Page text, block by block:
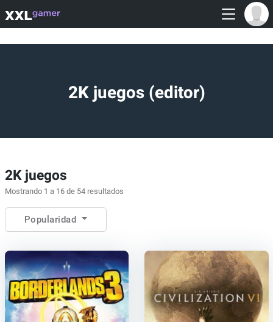
2K juegos (editor)
2K juegos
Mostrando 1 a 16 de 54 resultados
Popularidad